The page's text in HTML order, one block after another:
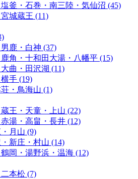
釜・石巻・南三陸・気仙沼 (45)
城蔵王 (11)
鹿・白神 (37)
角・十和田大湯・八幡平 (15)
曲・田沢湖 (11)
手 (19)
・鳥海山 (1)
王・天童・上山 (22)
湯・高畠・長井 (12)
月山 (9)
新庄・村山 (14)
岡・湯野浜・温海 (12)
本松 (7)